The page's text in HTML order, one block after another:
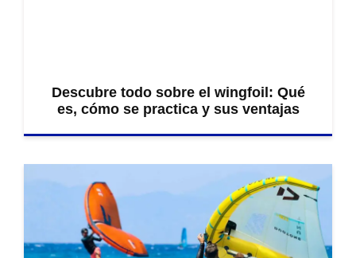
Descubre todo sobre el wingfoil: Qué
es, cómo se practica y sus ventajas